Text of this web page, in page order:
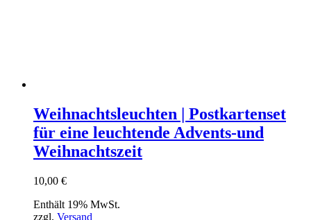
Weihnachtsleuchten | Postkartenset
für eine leuchtende Advents-und
Weihnachtszeit
10,00 €
Enthält 19% MwSt.
zzgl. Versand